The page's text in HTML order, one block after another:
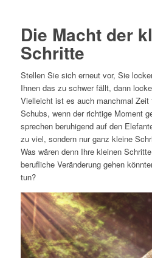
Die Macht der
Schritte
Stellen Sie sich erneut vor, Sie
Ihnen das zu schwer fällt, dann
Vielleicht ist es auch manchmal Zeit
Schubs, wenn der richtige Moment
sprechen beruhigend auf den
zu viel, sondern nur ganz kleine
Was wären denn Ihre kleinen
berufliche Veränderung gehen
tun?